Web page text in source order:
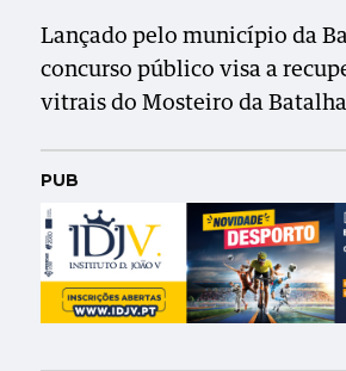
Lançado pelo município da
concurso público visa a
vitrais do Mosteiro da
PUB